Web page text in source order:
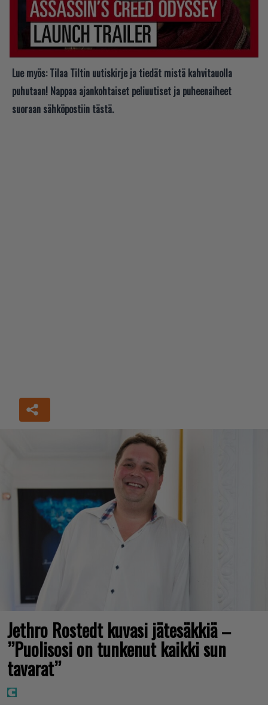
Lue myös: Tilaa Tiltin uutiskirje ja tiedät mistä kahvitauolla
puhutaan! Nappaa ajankohtaiset peliuutiset ja puheenaiheet
suoraan sähköpostiin tästä.
Jethro Rostedt kuvasi jätesäkkiä –
”Puolisosi on tunkenut kaikki sun
tavarat”